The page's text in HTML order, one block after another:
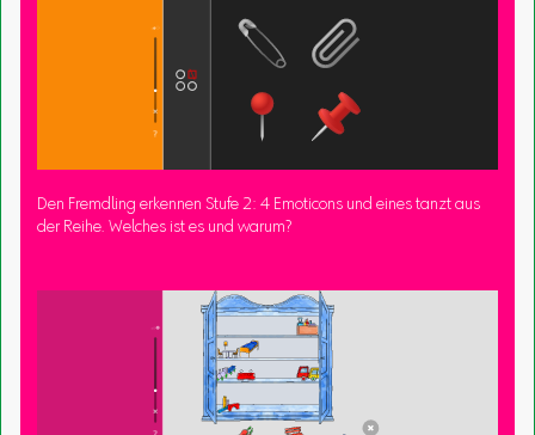
Den Fremdling erkennen Stufe 2: 4 Emoticons und eines tanzt aus
der Reihe. Welches ist es und warum?